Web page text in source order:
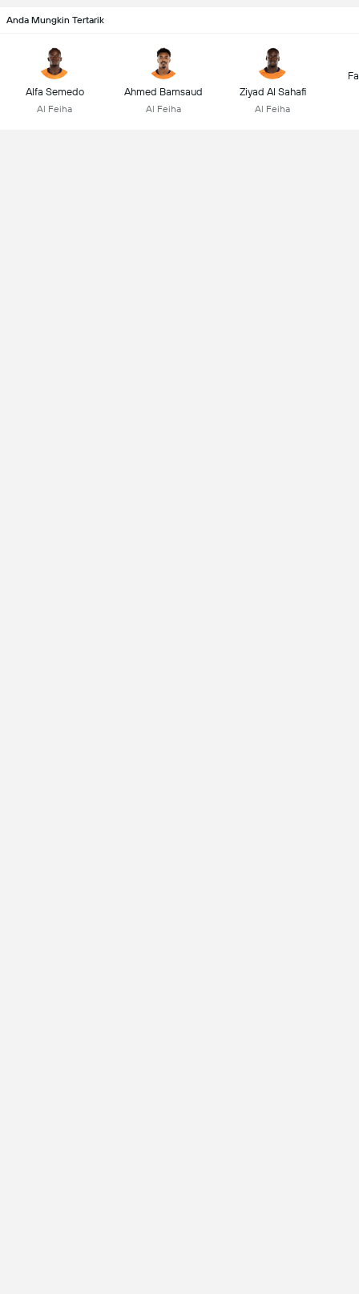
Anda Mungkin Tertarik
Alfa Semedo
Al Feiha
Ahmed Bamsaud
Al Feiha
Ziyad Al Sahafi
Al Feiha